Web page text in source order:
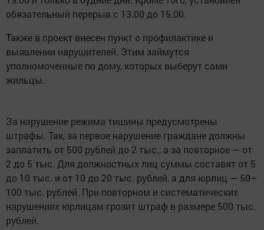
обязательный перерыв с 13.00 до 15.00.
Также в проект внесен пункт о профилактике и
выявлении нарушителей. Этим займутся
уполномоченные по дому, которых выберут сами
жильцы.
За нарушение режима тишины предусмотрены
штрафы. Так, за первое нарушение граждане должны
заплатить от 500 рублей до 2 тыс., а за повторное — от
2 до 5 тыс. Для должностных лиц суммы составят от 5
до 10 тыс. и от 10 до 20 тыс. рублей, а для юрлиц — 50–
100 тыс. рублей. При повторном и систематических
нарушениях юрлицам грозит штраф в размере 500 тыс.
рублей.